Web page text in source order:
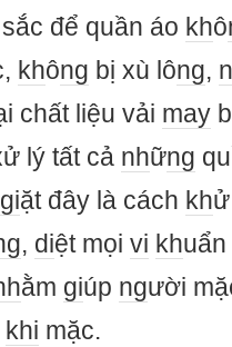
để quần áo khô
không bị xù lông,
chất liệu vải may
lý tất cả những
giặt đây là cách kh
, diệt mọi vi kh
ằm giúp người
khi mặc.